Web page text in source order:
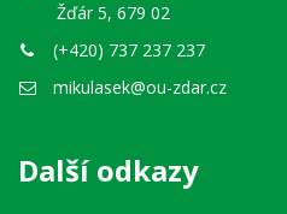
Žďár 5, 679 02
(+420) 737 237 237
mikulasek@ou-zdar.cz
Další odkazy